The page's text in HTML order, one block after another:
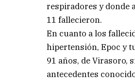
respiradores y donde
11 fallecieron.
En cuanto a los
hipertensión, Epoc y
91 años, de Virasoro,
antecedentes